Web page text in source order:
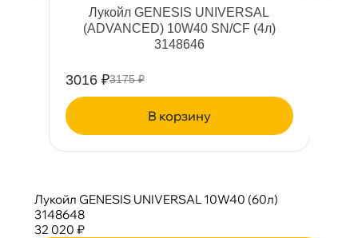
Лукойл GENESIS UNIVERSAL
(ADVANCED) 10W40 SN/CF (4л)
3148646
3016 ₽3175 ₽
корзину
Лукойл GENESIS UNIVERSAL 10W40 (60л)
3148648
32 020 ₽